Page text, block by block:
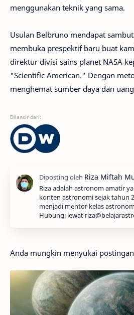
menggunakan teknik yang sama.
Usulan Belbruno mendapat
membuka prespektif baru buat
direktur divisi sains planet NASA
"Scientific American." Dengan
menghemat sumber daya dan
Dilansir dari:
Riza adalah astronom amatir
konten astronomi sejak tahun
menjadi mentor kelas
Hubungi lewat
Anda mungkin menyukai